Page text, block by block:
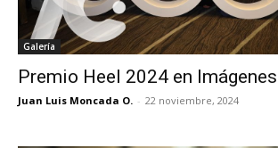
Galería
Premio Heel 2024 en Imágenes
Juan Luis Moncada O. - 22 noviembre, 2024